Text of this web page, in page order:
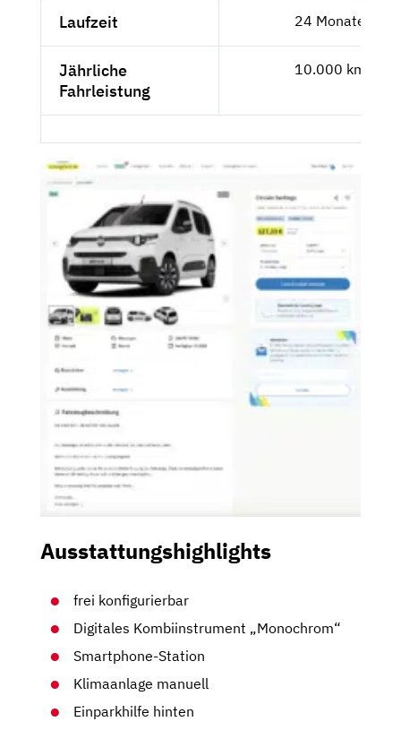
Laufzeit 24 Monate
Jährliche
Fahrleistung
10.000 km
Ausstattungshighlights
frei konfigurierbar
Digitales Kombiinstrument „Monochrom“
Smartphone-Station
Klimaanlage manuell
Einparkhilfe hinten